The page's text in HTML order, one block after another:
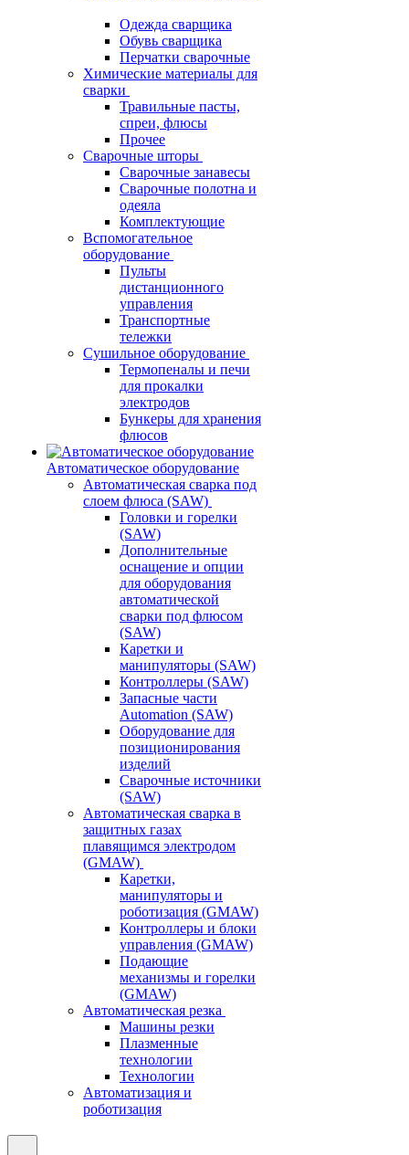
Одежда сварщика
Обувь сварщика
Перчатки сварочные
Химические материалы для
сварки
Травильные пасты,
спреи, флюсы
Прочее
Сварочные шторы
Сварочные занавесы
Сварочные полотна и
одеяла
Комплектующие
Вспомогательное
оборудование
Пульты
дистанционного
управления
Транспортные
тележки
Сушильное оборудование
Термопеналы и печи
для прокалки
электродов
Бункеры для хранения
флюсов
Автоматическое оборудование
Автоматическая сварка под
слоем флюса (SAW)
Головки и горелки
(SAW)
Дополнительные
оснащение и опции
для оборудования
автоматической
сварки под флюсом
(SAW)
Каретки и
манипуляторы (SAW)
Контроллеры (SAW)
Запасные части
Automation (SAW)
Оборудование для
позиционирования
изделий
Сварочные источники
(SAW)
Автоматическая сварка в
защитных газах
плавящимся электродом
(GMAW)
Каретки,
манипуляторы и
роботизация (GMAW)
Контроллеры и блоки
управления (GMAW)
Подающие
механизмы и горелки
(GMAW)
Автоматическая резка
Машины резки
Плазменные
технологии
Технологии
Автоматизация и
роботизация